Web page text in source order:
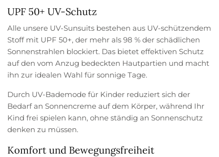
UPF 50+ UV-Schutz
Alle unsere UV-Sunsuits bestehen aus UV-schützendem
Stoff mit UPF 50+, der mehr als 98 % der schädlichen
Sonnenstrahlen blockiert. Das bietet effektiven Schutz
auf den vom Anzug bedeckten Hautpartien und macht
ihn zur idealen Wahl für sonnige Tage.
Durch UV-Bademode für Kinder reduziert sich der
Bedarf an Sonnencreme auf dem Körper, während Ihr
Kind frei spielen kann, ohne ständig an Sonnenschutz
denken zu müssen.
Komfort und Bewegungsfreiheit